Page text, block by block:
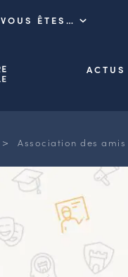
VOUS ÊTES…
ACTUS
> Association des